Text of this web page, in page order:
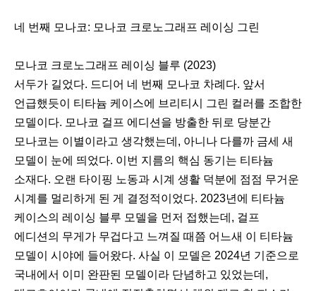
네 번째 모나코: 모나코 크로노그래프 레이싱 그린
모나코 크로노그래프 레이싱 블루 (2023)
서두가 길었다. 드디어 네 번째 모나코 차례다. 앞서
언급했듯이 티타늄 케이스에 브리티시 그린 컬러를 조합한
모델이다. 모나코 걸프 에디션을 방출한 뒤로 당분간
모나코는 이별이라고 생각했는데, 아니나 다를까 금세 새
모델이 눈에 띄었다. 이번 지름의 핵심 동기는 티타늄
소재다. 오랜 타이핑 노동과 시계 생활 덕분에 점점 무거운
시계를 멀리하게 된 게 결정적이었다. 2023년에 티타늄
케이스의 레이싱 블루 모델을 먼저 접했는데, 걸프
에디션의 무게가 무겁다고 느껴질 때쯤 어느새 이 티타늄
모델이 시야에 들어왔다. 사실 이 모델은 2024년 기준으로
국내에서 이미 완판된 모델이라 단념하고 있었는데,